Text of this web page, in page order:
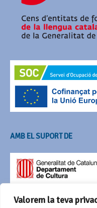
Valorem la teva
AMB EL SUPORT DE